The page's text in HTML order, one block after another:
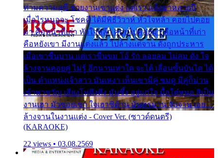
ท่ามความสุขี ช่วยงานเขาแต่ง แต่เรา แล้งมาหลายปี
เมื่อไรหนอจะ โชคดี ได้มีพิธีวิวาห์ หัวใจหล้า คอยไปคอย
มา คือหน้าที่เก่า หัวใจหล้า คอยไปคอยมา คือหน้าที่เก่า
คือหยังเขา มีงานแต่งแล้ว ไปล้างแต่จาน ดั่งถูกประหาร
เมื่อเขาชื่นบาน แต่เราขื่นขม โอ้ รัก ลอยลม ไม่สม ดัง ใจ
ล้างจานคอยคู่ ไม่รู้ อีกนานเท่าใด จะได้ เลื่อนขั้นบันได ได้
เป็น ตำแหน่งเจ้าสาว มันเหงา เห็นเขามีคู่ ซมดู มีคู่ก็ม่วน
เข้าพาขวัญ เสียงโห่ตึงตึง มันซึ้ง อยู่แก่ใจ มื้อใด๋หนอ สิเป็น
งานเฮา มัวซอยเขา ใจเฮาซิด้าน มันทรมาน จับจาน เอย…
ล้างจานในงานแต่ง - Cover Ver. (ซาวด์ดนตรี)
(KARAOKE)
22 views • 03.08.2569